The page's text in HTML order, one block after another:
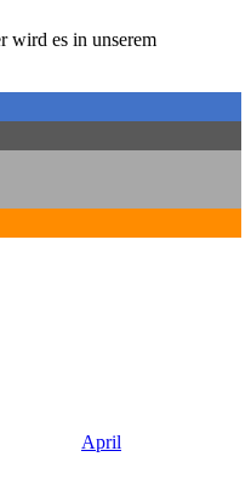
wird es in unserem
April